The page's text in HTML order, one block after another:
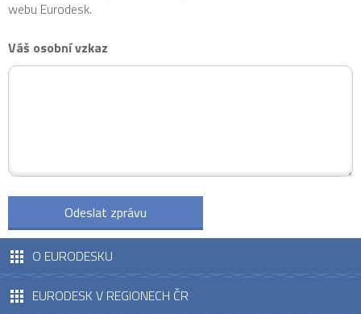
webu Eurodesk.
Váš osobní vzkaz
O EURODESKU
EURODESK V REGIONECH ČR